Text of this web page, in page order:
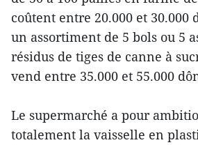
coûtent entre 20.000 et 30.000
un assortiment de 5 bols ou 5
résidus de tiges de canne à
vend entre 35.000 et 55.000
Le supermarché a pour
totalement la vaisselle en